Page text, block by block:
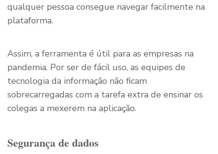
qualquer pessoa consegue navegar facilmente na
plataforma.
Assim, a ferramenta é útil para as empresas na
pandemia. Por ser de fácil uso, as equipes de
tecnologia da informação não ficam
sobrecarregadas com a tarefa extra de ensinar os
colegas a mexerem na aplicação.
Segurança de dados